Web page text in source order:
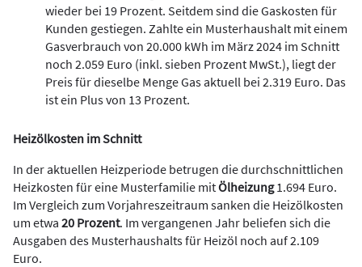
wieder bei 19 Prozent. Seitdem sind die Gaskosten für
Kunden gestiegen. Zahlte ein Musterhaushalt mit einem
Gasverbrauch von 20.000 kWh im März 2024 im Schnitt
noch 2.059 Euro (inkl. sieben Prozent MwSt.), liegt der
Preis für dieselbe Menge Gas aktuell bei 2.319 Euro. Das
ist ein Plus von 13 Prozent.
Heizölkosten im Schnitt
In der aktuellen Heizperiode betrugen die durchschnittlichen
Heizkosten für eine Musterfamilie mitÖlheizung1.694 Euro.
Im Vergleich zum Vorjahreszeitraum sanken die Heizölkosten
um etwa 20 Prozent. Im vergangenen Jahr beliefen sich die
Ausgaben des Musterhaushalts für Heizöl noch auf 2.109
Euro.